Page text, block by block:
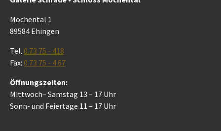
Mochental 1
89584 Ehingen
Tel. 0 73 75 - 418
Fax: 0 73 75 - 4 67
Öffnungszeiten:
Mittwoch– Samstag 13 – 17 Uhr
Sonn- und Feiertage 11 – 17 Uhr